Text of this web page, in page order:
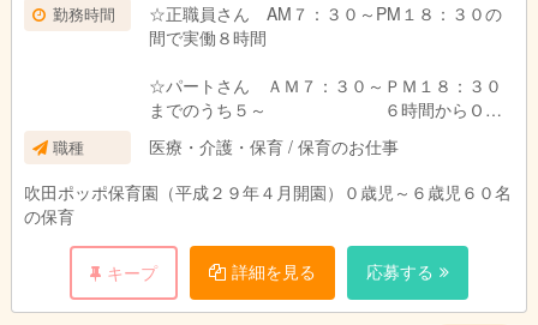
勤務時間
☆正職員さん AM７：３０～PM１８：３０の
間で実働８時間
☆パートさん ＡＭ７：３０～ＰＭ１８：３０
までのうち５～ ６時間からＯＫ
☆週３～４日からＯＫ
職種
医療・介護・保育 / 保育のお仕事
吹田ポッポ保育園（平成２９年４月開園）０歳児～６歳児６０名
の保育
キープ 詳細を見る 応募する